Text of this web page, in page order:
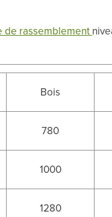
de rassemblement
Bois
780
1000
1280